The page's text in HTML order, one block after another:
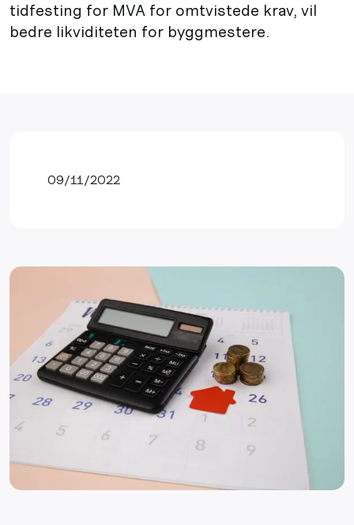
tidfesting for MVA for omtvistede krav, vil
bedre likviditeten for byggmestere.
09/11/2022